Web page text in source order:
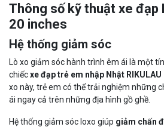
Thông số kỹ thuật xe đạp
20 inches
Hệ thống giảm sóc
Lò xo giảm sóc hành trình êm ái là một
chiếcxe đạp trẻ em nhập Nhật
xo này, trẻ em có thể trải nghiệm những
ái ngay cả trên những địa hình gồ ghề.
Hệ thống giảm sóc loxo giúp giảm chấn